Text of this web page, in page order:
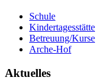
Schule
Kindertagesstätte
Betreuung/Kurse
Arche-Hof
Aktuelles